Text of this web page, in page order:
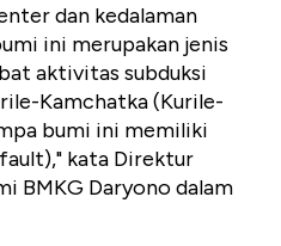
dan kedalaman
ini merupakan jenis
aktivitas subduksi
Kamchatka (Kurile-
bumi ini memiliki
kata Direktur
BMKG Daryono dalam